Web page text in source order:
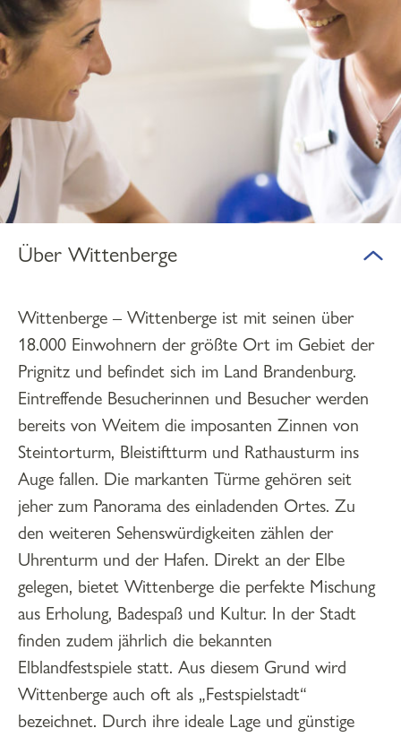
Über Wittenberge
Wittenberge – Wittenberge ist mit seinen über
18.000 Einwohnern der größte Ort im Gebiet der
Prignitz und befindet sich im Land Brandenburg.
Eintreffende Besucherinnen und Besucher werden
bereits von Weitem die imposanten Zinnen von
Steintorturm, Bleistiftturm und Rathausturm ins
Auge fallen. Die markanten Türme gehören seit
jeher zum Panorama des einladenden Ortes. Zu
den weiteren Sehenswürdigkeiten zählen der
Uhrenturm und der Hafen. Direkt an der Elbe
gelegen, bietet Wittenberge die perfekte Mischung
aus Erholung, Badespaß und Kultur. In der Stadt
finden zudem jährlich die bekannten
Elblandfestspiele statt. Aus diesem Grund wird
Wittenberge auch oft als „Festspielstadt“
bezeichnet. Durch ihre ideale Lage und günstige